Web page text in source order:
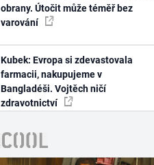
obrany. Útočit může téměř bez
varování
Kubek: Evropa si zdevastovala
farmacii, nakupujeme v
Bangladéši. Vojtěch ničí
zdravotnictví